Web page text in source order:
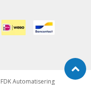
FDK Automatisering